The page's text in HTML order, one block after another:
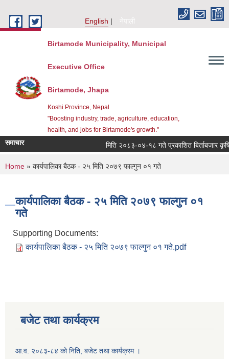
English
नेपाली
Birtamode Municipality, Municipal
Executive Office
Birtamode, Jhapa
Koshi Province, Nepal
"Boosting industry, trade, agriculture, education,
health, and jobs for Birtamode's growth."
समाचार मिति २०८३-०४-१८ गते प्रकाशित बिर्ताबजार कृषि
You are here
Home » कार्यपालिका बैठक - २५ मिति २०७९ फाल्गुन ०१ गते
कार्यपालिका बैठक - २५ मिति २०७९ फाल्गुन ०१
गते
Supporting Documents:
कार्यपालिका बैठक - २५ मिति २०७९ फाल्गुन ०१ गते.pdf
बजेट तथा कार्यक्रम
आ.व. २०८३-८४ को निति, बजेट तथा कार्यक्रम ।